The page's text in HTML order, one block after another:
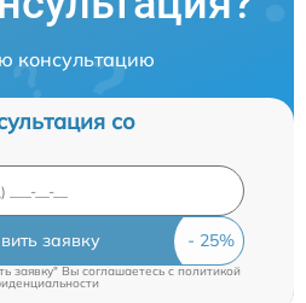
консультацию
со
заявку
заявку" Вы соглашаетесь c политикой